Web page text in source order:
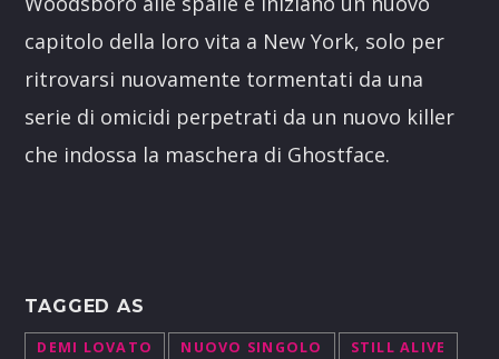
capitolo della loro vita a New York, solo per
ritrovarsi nuovamente tormentati da una
serie di omicidi perpetrati da un nuovo killer
che indossa la maschera di Ghostface.
TAGGED AS
DEMI LOVATO NUOVO SINGOLO STILL ALIVE